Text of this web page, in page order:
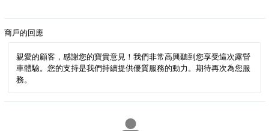
商戶的回應
親愛的顧客，感謝您的寶貴意見！我們非常高興聽到您享受這次露營
車體驗。您的支持是我們持續提供優質服務的動力。期待再次為您服
務。